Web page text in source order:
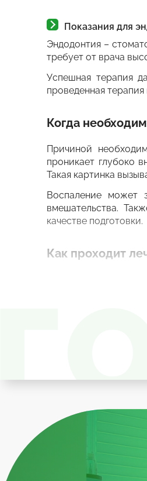
Показания для
Эндодонтия –
требует от врача
Успешная терапия
проведенная
Когда
Причиной
проникает глубоко
Такая картинка
Воспаление может
вмешательства.
качестве подготовки.
Как проходит
По прошествии
Если
После
Если каналы